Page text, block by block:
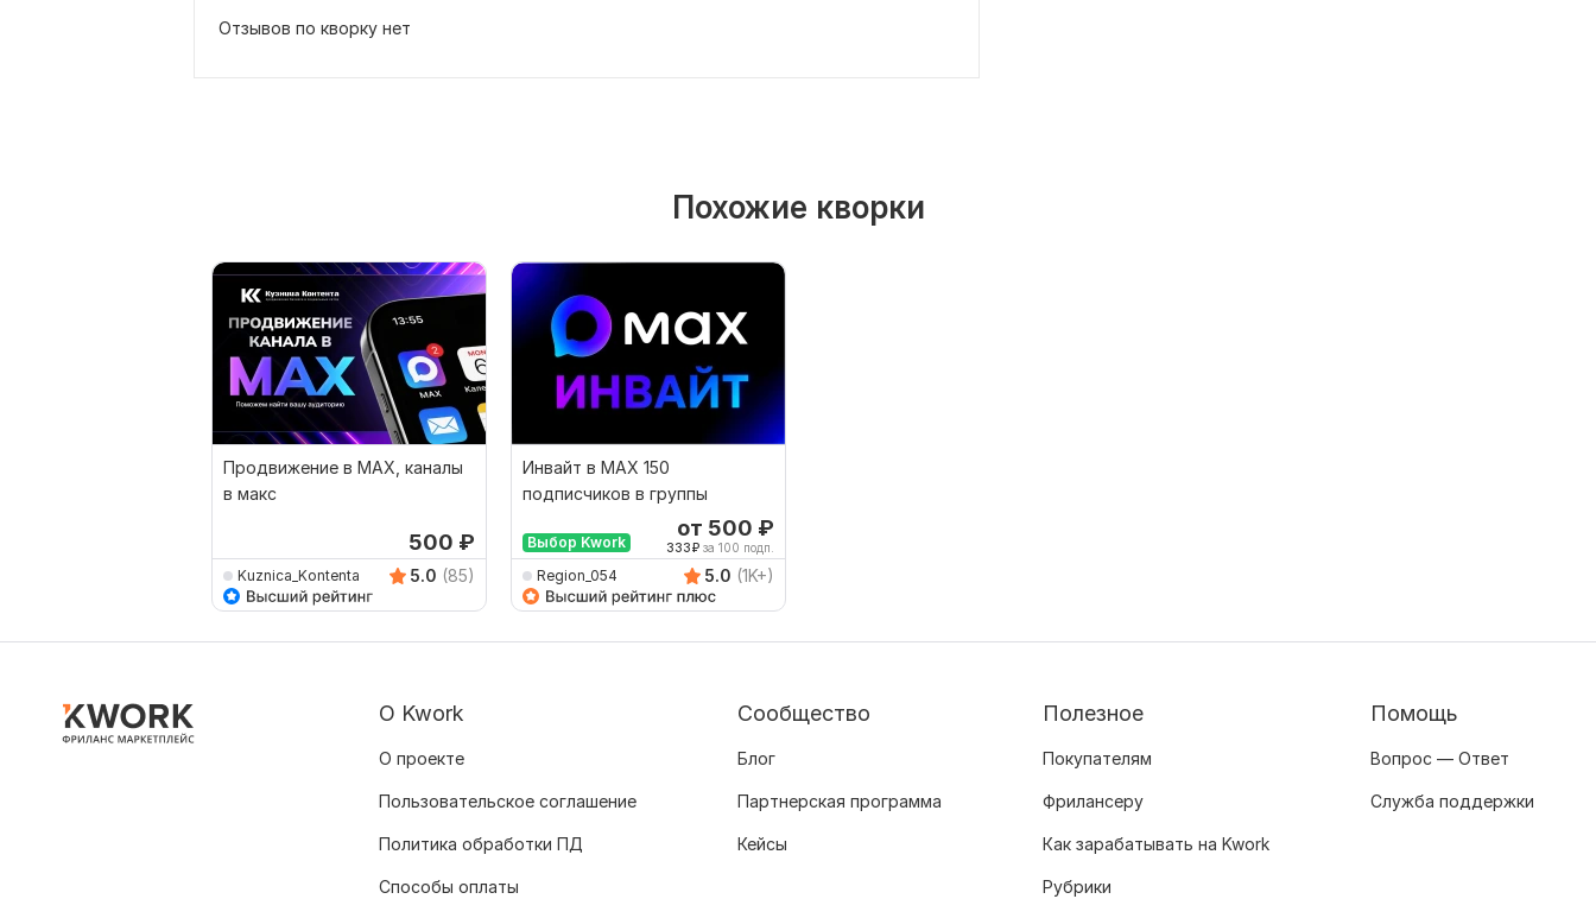
Отзывов по кворку нет
Похожие кворки
Продвижение в MAX, каналы
в макс
500 ₽
Kuznica_Kontenta 5.0 (85)
Инвайт в MAX 150
подписчиков в группы
Выбор Kwork
от 500 ₽
333₽ за 100 подп.
Region_054 5.0 (1K+)
О Kwork
О проекте
Пользовательское соглашение
Политика обработки ПД
Способы оплаты
Сообщество
Блог
Партнерская программа
Кейсы
Полезное
Покупателям
Фрилансеру
Как зарабатывать на Kwork
Рубрики
Помощь
Вопрос — Ответ
Служба поддержки